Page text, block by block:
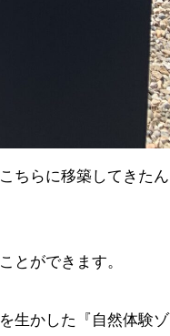
ちらに移築してきたん
とができます。
生かした『自然体験ゾ